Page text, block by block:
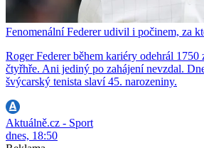
Fenomenální Federer udivil i počinem, za
Roger Federer během kariéry odehrál 1750
čtyřhře. Ani jediný po zahájení nevzdal.
švýcarský tenista slaví 45. narozeniny.
Aktuálně.cz - Sport
dnes, 18:50